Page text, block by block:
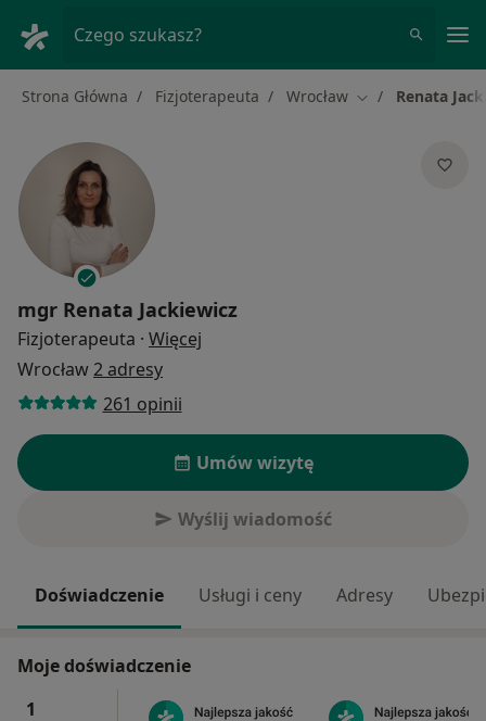
Czego szukasz?
Strona Główna Fizjoterapeuta Wrocław Zmień miasto
Renata
mgr Renata Jackiewicz
Fizjoterapeuta · Więcej
Wrocław2 adresy
261 opinii
Umów wizytę
Wyślij wiadomość
Doświadczenie Usługi i ceny Adresy
Moje doświadczenie
1